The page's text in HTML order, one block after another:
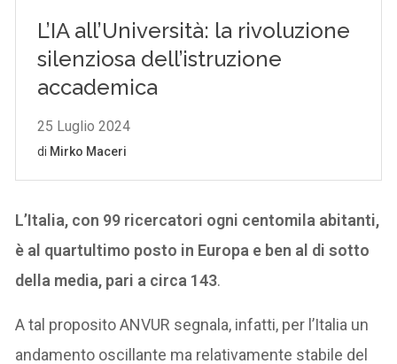
L’Italia, con 99 ricercatori ogni centomila abitanti,
è al quartultimo posto in Europa e ben al di sotto
della media, pari a circa 143.
A tal proposito ANVUR segnala, infatti, per l’Italia un
andamento oscillante ma relativamente stabile del